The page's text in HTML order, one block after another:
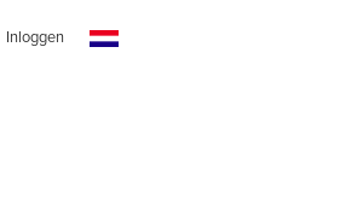
Inloggen